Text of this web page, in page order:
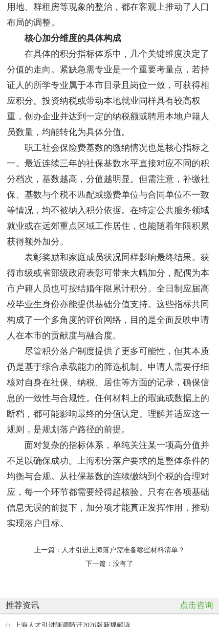
用地、群租房等现象的整治，都在客观上推动了人口
布局的调整。
核心加分维度的具体构成
在具体的积分指标体系中，几个关键维度决定了
分值的走向。紧缺急需专业是一个重要考量点，若持
证人的所学专业属于本市目录且岗位一致，可获得相
应积分。投资纳税或带动本地就业同样具有较高权
重，创办企业并达到一定的纳税额或聘用本地户籍人
员数量，均能转化为具体分值。
职工社会保险费基数的缴纳情况也是核心指标之
一。最近连续三年的社保基数水平直接对应不同的积
分档次，基数越高，分值越明显。但需注意，补缴社
保、基数与个税不匹配或缴费单位与合同单位不一致
等情况，均不被纳入积分依据。在特定公共服务领域
就业或在远郊重点区域工作居住，也能随着年限积累
获得额外加分。
表彰奖励和家庭成员状况同样影响最终结果。获
得市级或省部级政府表彰可带来大幅加分，配偶为本
市户籍人员也可按结婚年限累计积分。全日制应届高
校毕业生身份亦能提供基础分值支持。这些指标共同
构成了一个多角度的评价网络，目的是全面反映申请
人在本市的贡献度与融合度。
尽管积分落户制度提供了更多可能性，但其本质
仍是基于综合承载能力的筛选机制。申请人需要仔细
核对自身在社保、纳税、居住等方面的记录，确保信
息的一致性与合规性。任何材料上的瑕疵或数据上的
断档，都可能影响最终的分值认定。理解并适应这一
规则，是规划落户路径的前提。
面对复杂的指标体系，单纯关注某一项高分值并
不足以确保成功。上海积分落户要求的是整体条件的
均衡与合规。从社保基数的连续缴纳到个税的合理对
应，每一个环节都需要经得起核验。只有在各项基础
信息无误的前提下，加分项才能真正发挥作用，推动
实现落户目标。
上一篇： 人才引进上海落户需准备哪些材料清单？
下一篇：没有了
推荐资讯 点击咨询
上海人才引进随调随迁2026版新规解读